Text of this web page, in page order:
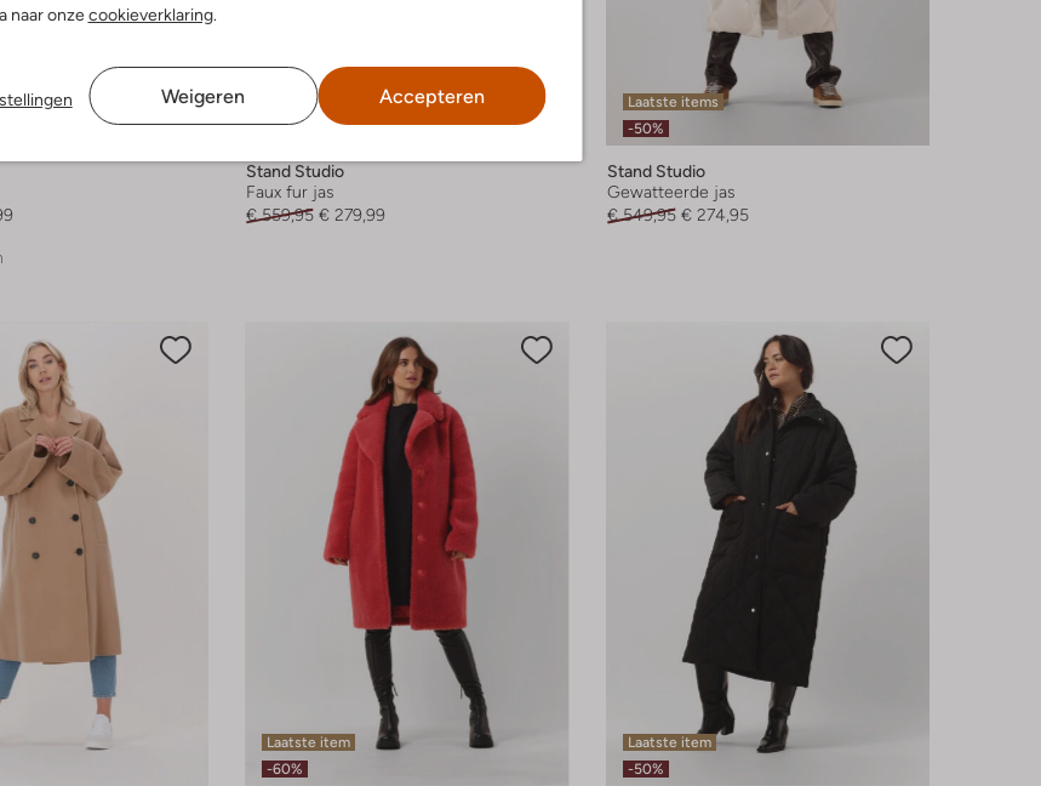
naar onzecookieverklaring.
Weigeren Accepteren
Laatste item
-50%
Stand Studio
Faux fur jas
€ 559,95 € 279,99
Laatste items
-50%
Stand Studio
Gewatteerde jas
€ 549,95 € 274,95
Laatste item
-60%
Laatste item
-50%